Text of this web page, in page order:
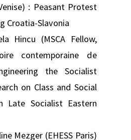
: Peasant Protest
Croatia-Slavonia
Hincu (MSCA Fellow,
contemporaine de
the Socialist
on Class and Social
Late Socialist Eastern
Mezger (EHESS Paris)